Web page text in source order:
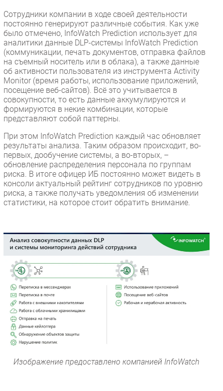
Сотрудники компании в ходе своей деятельности
постоянно генерируют различные события. Как уже
было отмечено, InfoWatch Prediction использует для
аналитики данные DLP-системы InfoWatch Prediction
(коммуникации, печать документов, отправка файлов
на съемный носитель или в облака), а также данные
об активности пользователя из инструмента Activity
Monitor (время работы, использование приложений,
посещение веб-сайтов). Всё это учитывается в
совокупности, то есть данные аккумулируются и
формируются в некие комбинации, которые
представляют собой паттерны.
При этом InfoWatch Prediction каждый час обновляет
результаты анализа. Таким образом происходит, во-
первых, дообучение системы, а во-вторых, –
обновление распределения персонала по группам
риска. В итоге офицер ИБ постоянно может видеть в
консоли актуальный рейтинг сотрудников по уровню
риска, а также получать уведомления об изменении
статистики, на которое стоит обратить внимание.
Изображение предоставлено компанией InfoWatch